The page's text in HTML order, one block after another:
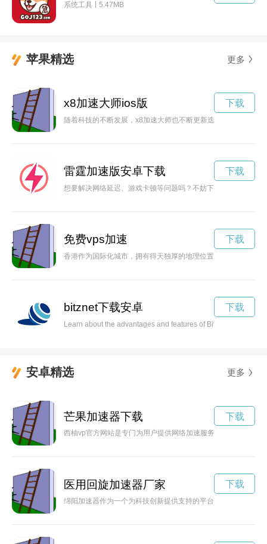
系统工具 5.47MB
苹果精选 更多
x8加速大师ios版
随着科技的不断发展，x8加速大师也不断更新迭代，为用户提
下载
雷霆加速版安卓下载
想要解决网络延迟、游戏卡顿等问题吗？不妨下载雷霆加速器
下载
免费vps加速
香港作为国际化城市，拥有得天独厚的地理位置和优越的商业
下载
bitznet下载安卓
Learn about the advantages and features of Bitznet, a
下载
安卓精选 更多
芒果加速器下载
西柚vp官方网站是专门为用户提供网络加速服务的平台，通过
下载
医用回旋加速器厂家
绵阳加速器作为一个为科技创新提供支持的平台，正在为绵阳
下载